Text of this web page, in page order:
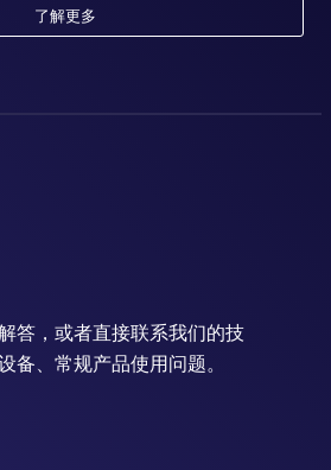
了解更多
答，或者直接联系我们的技
备、常规产品使用问题。